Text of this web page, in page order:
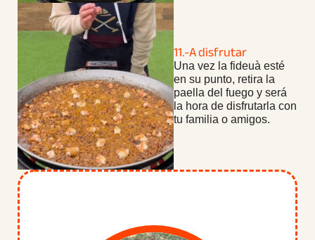
11.-A disfrutar
Una vez la fideuà esté
en su punto, retira la
paella del fuego y será
la hora de disfrutarla con
tu familia o amigos.